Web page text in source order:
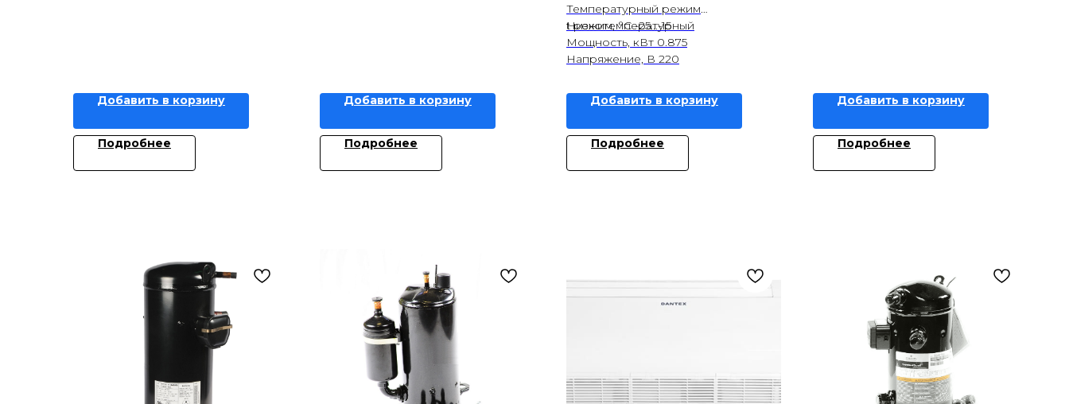
Добавить в корзину
Подробнее
Добавить в корзину
Подробнее
Температурный режим
Низкотемпературный
t режим, °С -25...-15
Мощность, кВт 0.875
Напряжение, В 220
Добавить в корзину
Подробнее
Добавить в корзину
Подробнее